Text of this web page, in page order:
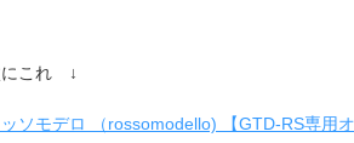
にこれ ↓
ッソモデロ （rossomodello) 【GTD-RS専用